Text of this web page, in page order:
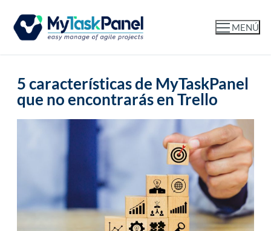
MENÚ
5 características de MyTaskPanel
que no encontrarás en Trello